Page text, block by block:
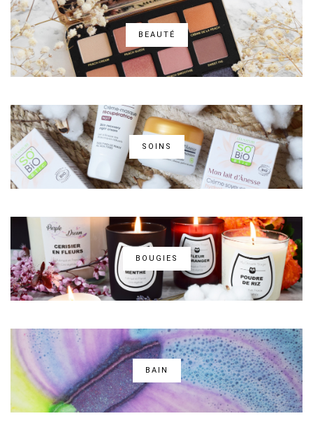
BEAUTÉ
SOINS
BOUGIES
BAIN